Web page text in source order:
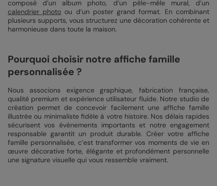
composé d’un album photo, d’un pêle-mêle mural, d’un
calendrier photo ou d’un poster grand format. En combinant
plusieurs supports, vous structurez une décoration cohérente et
harmonieuse dans toute la maison.
Pourquoi choisir notre affiche famille
personnalisée ?
Nous associons exigence graphique, fabrication française,
qualité premium et expérience utilisateur fluide. Notre studio de
création permet de concevoir facilement une affiche famille
illustrée ou minimaliste fidèle à votre histoire. Nos délais rapides
sécurisent vos événements importants et notre engagement
responsable garantit un produit durable. Créer votre affiche
famille personnalisée, c’est transformer vos moments de vie en
œuvre décorative forte, élégante et profondément personnelle
une signature visuelle qui vous ressemble vraiment.